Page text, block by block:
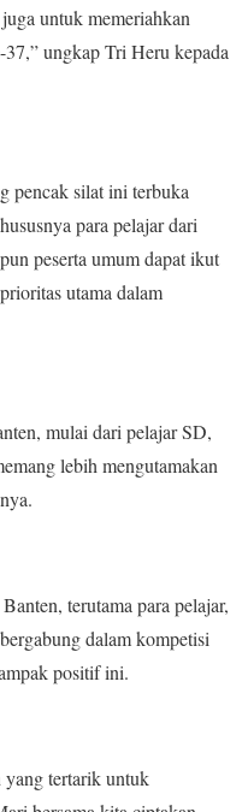
untuk memeriahkan
ungkap Tri Heru kepada
pencak silat ini terbuka
para pelajar dari
peserta umum dapat ikut
utama dalam
mulai dari pelajar SD,
lebih mengutamakan
terutama para pelajar,
dalam kompetisi
positif ini.
yang tertarik untuk